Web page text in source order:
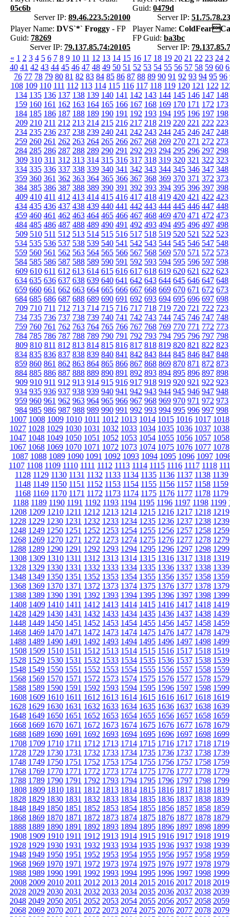
05c6b
Server IP: 89.46.223.5:20100
Guid: 0479d
Server IP:
Player Name: DVS`*` Froggy - FP
Guid: 78269
Server IP: 79.137.85.74:20105
Player Name:
FP Guid: ba3bc
Server IP:
« 1 2 3 4 5 6 7 8 9 10 11 12 13 14 15 16 17 18 19 20 21 22 23 24
40 41 42 43 44 45 46 47 48 49 50 51 52 53 54 55 56 57 58 59 60
76 77 78 79 80 81 82 83 84 85 86 87 88 89 90 91 92 93 94 95 96
108 109 110 111 112 113 114 115 116 117 118 119 120 121 122
134 135 136 137 138 139 140 141 142 143 144 145 146 147 148
159 160 161 162 163 164 165 166 167 168 169 170 171 172 173
184 185 186 187 188 189 190 191 192 193 194 195 196 197 198
209 210 211 212 213 214 215 216 217 218 219 220 221 222 223
234 235 236 237 238 239 240 241 242 243 244 245 246 247 248
259 260 261 262 263 264 265 266 267 268 269 270 271 272 273
284 285 286 287 288 289 290 291 292 293 294 295 296 297 298
309 310 311 312 313 314 315 316 317 318 319 320 321 322 323
334 335 336 337 338 339 340 341 342 343 344 345 346 347 348
359 360 361 362 363 364 365 366 367 368 369 370 371 372 373
384 385 386 387 388 389 390 391 392 393 394 395 396 397 398
409 410 411 412 413 414 415 416 417 418 419 420 421 422 423
434 435 436 437 438 439 440 441 442 443 444 445 446 447 448
459 460 461 462 463 464 465 466 467 468 469 470 471 472 473
484 485 486 487 488 489 490 491 492 493 494 495 496 497 498
509 510 511 512 513 514 515 516 517 518 519 520 521 522 523
534 535 536 537 538 539 540 541 542 543 544 545 546 547 548
559 560 561 562 563 564 565 566 567 568 569 570 571 572 573
584 585 586 587 588 589 590 591 592 593 594 595 596 597 598
609 610 611 612 613 614 615 616 617 618 619 620 621 622 623
634 635 636 637 638 639 640 641 642 643 644 645 646 647 648
659 660 661 662 663 664 665 666 667 668 669 670 671 672 673
684 685 686 687 688 689 690 691 692 693 694 695 696 697 698
709 710 711 712 713 714 715 716 717 718 719 720 721 722 723
734 735 736 737 738 739 740 741 742 743 744 745 746 747 748
759 760 761 762 763 764 765 766 767 768 769 770 771 772 773
784 785 786 787 788 789 790 791 792 793 794 795 796 797 798
809 810 811 812 813 814 815 816 817 818 819 820 821 822 823
834 835 836 837 838 839 840 841 842 843 844 845 846 847 848
859 860 861 862 863 864 865 866 867 868 869 870 871 872 873
884 885 886 887 888 889 890 891 892 893 894 895 896 897 898
909 910 911 912 913 914 915 916 917 918 919 920 921 922 923
934 935 936 937 938 939 940 941 942 943 944 945 946 947 948
959 960 961 962 963 964 965 966 967 968 969 970 971 972 973
984 985 986 987 988 989 990 991 992 993 994 995 996 997 998
1007 1008 1009 1010 1011 1012 1013 1014 1015 1016 1017 1018
1027 1028 1029 1030 1031 1032 1033 1034 1035 1036 1037 1038
1047 1048 1049 1050 1051 1052 1053 1054 1055 1056 1057 1058
1067 1068 1069 1070 1071 1072 1073 1074 1075 1076 1077 1078
1087 1088 1089 1090 1091 1092 1093 1094 1095 1096 1097
1107 1108 1109 1110 1111 1112 1113 1114 1115 1116 1117 1118
1128 1129 1130 1131 1132 1133 1134 1135 1136 1137 1138 1139
1148 1149 1150 1151 1152 1153 1154 1155 1156 1157 1158 1159
1168 1169 1170 1171 1172 1173 1174 1175 1176 1177 1178 1179
1188 1189 1190 1191 1192 1193 1194 1195 1196 1197 1198 1199
1208 1209 1210 1211 1212 1213 1214 1215 1216 1217 1218 1219
1228 1229 1230 1231 1232 1233 1234 1235 1236 1237 1238 1239
1248 1249 1250 1251 1252 1253 1254 1255 1256 1257 1258 1259
1268 1269 1270 1271 1272 1273 1274 1275 1276 1277 1278 1279
1288 1289 1290 1291 1292 1293 1294 1295 1296 1297 1298 1299
1308 1309 1310 1311 1312 1313 1314 1315 1316 1317 1318 1319
1328 1329 1330 1331 1332 1333 1334 1335 1336 1337 1338 1339
1348 1349 1350 1351 1352 1353 1354 1355 1356 1357 1358 1359
1368 1369 1370 1371 1372 1373 1374 1375 1376 1377 1378 1379
1388 1389 1390 1391 1392 1393 1394 1395 1396 1397 1398 1399
1408 1409 1410 1411 1412 1413 1414 1415 1416 1417 1418 1419
1428 1429 1430 1431 1432 1433 1434 1435 1436 1437 1438 1439
1448 1449 1450 1451 1452 1453 1454 1455 1456 1457 1458 1459
1468 1469 1470 1471 1472 1473 1474 1475 1476 1477 1478 1479
1488 1489 1490 1491 1492 1493 1494 1495 1496 1497 1498 1499
1508 1509 1510 1511 1512 1513 1514 1515 1516 1517 1518 1519
1528 1529 1530 1531 1532 1533 1534 1535 1536 1537 1538 1539
1548 1549 1550 1551 1552 1553 1554 1555 1556 1557 1558 1559
1568 1569 1570 1571 1572 1573 1574 1575 1576 1577 1578 1579
1588 1589 1590 1591 1592 1593 1594 1595 1596 1597 1598 1599
1608 1609 1610 1611 1612 1613 1614 1615 1616 1617 1618 1619
1628 1629 1630 1631 1632 1633 1634 1635 1636 1637 1638 1639
1648 1649 1650 1651 1652 1653 1654 1655 1656 1657 1658 1659
1668 1669 1670 1671 1672 1673 1674 1675 1676 1677 1678 1679
1688 1689 1690 1691 1692 1693 1694 1695 1696 1697 1698 1699
1708 1709 1710 1711 1712 1713 1714 1715 1716 1717 1718 1719
1728 1729 1730 1731 1732 1733 1734 1735 1736 1737 1738 1739
1748 1749 1750 1751 1752 1753 1754 1755 1756 1757 1758 1759
1768 1769 1770 1771 1772 1773 1774 1775 1776 1777 1778 1779
1788 1789 1790 1791 1792 1793 1794 1795 1796 1797 1798 1799
1808 1809 1810 1811 1812 1813 1814 1815 1816 1817 1818 1819
1828 1829 1830 1831 1832 1833 1834 1835 1836 1837 1838 1839
1848 1849 1850 1851 1852 1853 1854 1855 1856 1857 1858 1859
1868 1869 1870 1871 1872 1873 1874 1875 1876 1877 1878 1879
1888 1889 1890 1891 1892 1893 1894 1895 1896 1897 1898 1899
1908 1909 1910 1911 1912 1913 1914 1915 1916 1917 1918 1919
1928 1929 1930 1931 1932 1933 1934 1935 1936 1937 1938 1939
1948 1949 1950 1951 1952 1953 1954 1955 1956 1957 1958 1959
1968 1969 1970 1971 1972 1973 1974 1975 1976 1977 1978 1979
1988 1989 1990 1991 1992 1993 1994 1995 1996 1997 1998 1999
2008 2009 2010 2011 2012 2013 2014 2015 2016 2017 2018 2019
2028 2029 2030 2031 2032 2033 2034 2035 2036 2037 2038 2039
2048 2049 2050 2051 2052 2053 2054 2055 2056 2057 2058 2059
2068 2069 2070 2071 2072 2073 2074 2075 2076 2077 2078 2079